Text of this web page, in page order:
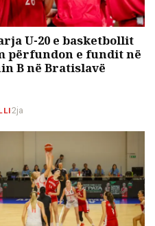
U-20 e basketbollit
përfundon e fundit në
B në Bratislavë
·2ja